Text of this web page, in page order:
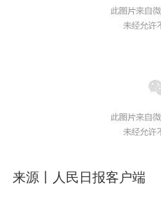
来源丨人民日报客户端